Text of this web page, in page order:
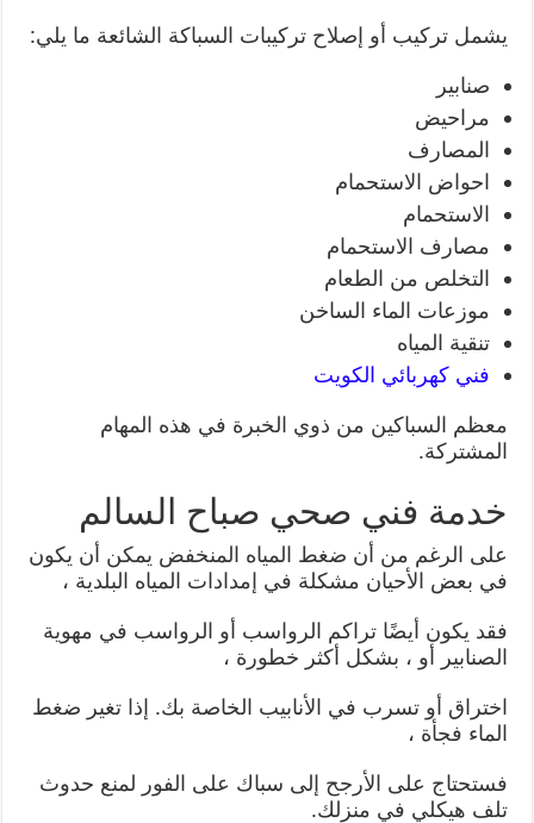
يشمل تركيب أو إصلاح تركيبات السباكة الشائعة ما يلي:
صنابير
مراحيض
المصارف
احواض الاستحمام
الاستحمام
مصارف الاستحمام
التخلص من الطعام
موزعات الماء الساخن
تنقية المياه
فني كهربائي الكويت
معظم السباكين من ذوي الخبرة في هذه المهام
المشتركة.
خدمة فني صحي صباح السالم
على الرغم من أن ضغط المياه المنخفض يمكن أن يكون
في بعض الأحيان مشكلة في إمدادات المياه البلدية ،
فقد يكون أيضًا تراكم الرواسب أو الرواسب في مهوية
الصنابير أو ، بشكل أكثر خطورة ،
اختراق أو تسرب في الأنابيب الخاصة بك. إذا تغير ضغط
الماء فجأة ،
فستحتاج على الأرجح إلى سباك على الفور لمنع حدوث
تلف هيكلي في منزلك.